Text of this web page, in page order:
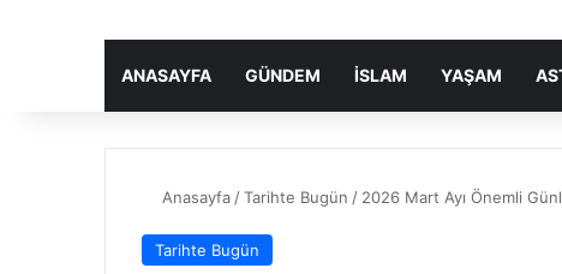
ANASAYFA GÜNDEM İSLAM YAŞAM
Anasayfa /Tarihte Bugün / 2026 Mart Ayı Önemli
Tarihte Bugün